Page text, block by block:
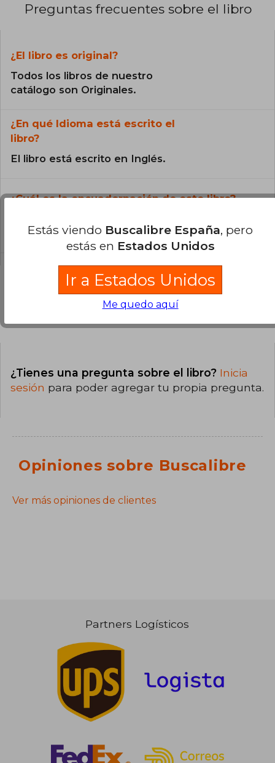
Preguntas frecuentes sobre el libro
¿El libro es original?
Todos los libros de nuestro
catálogo son Originales.
¿En qué Idioma está escrito el
libro?
El libro está escrito en Inglés.
¿Cuál es la encuadernación de este libro?
Dura.
¿Tienes una pregunta sobre el libro? Inicia
sesión para poder agregar tu propia pregunta.
Opiniones sobre Buscalibre
Ver más opiniones de clientes
Partners Logísticos
Estás viendo Buscalibre España, pero
estás en Estados Unidos
Ir a Estados Unidos
Me quedo aquí